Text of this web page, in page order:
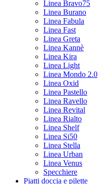
Linea Bravo75
Linea Burano
Linea Fabula
Linea Fast
Linea Greta
Linea Kannè
Linea Kira
Linea Light
Linea Mondo 2.0
Linea Oxid
Linea Pastello
Linea Ravello
Linea Revital
Linea Rialto
Linea Shelf
Linea Si50
Linea Stella
Linea Urban
Linea Venus
Specchiere
Piatti doccia e pilette